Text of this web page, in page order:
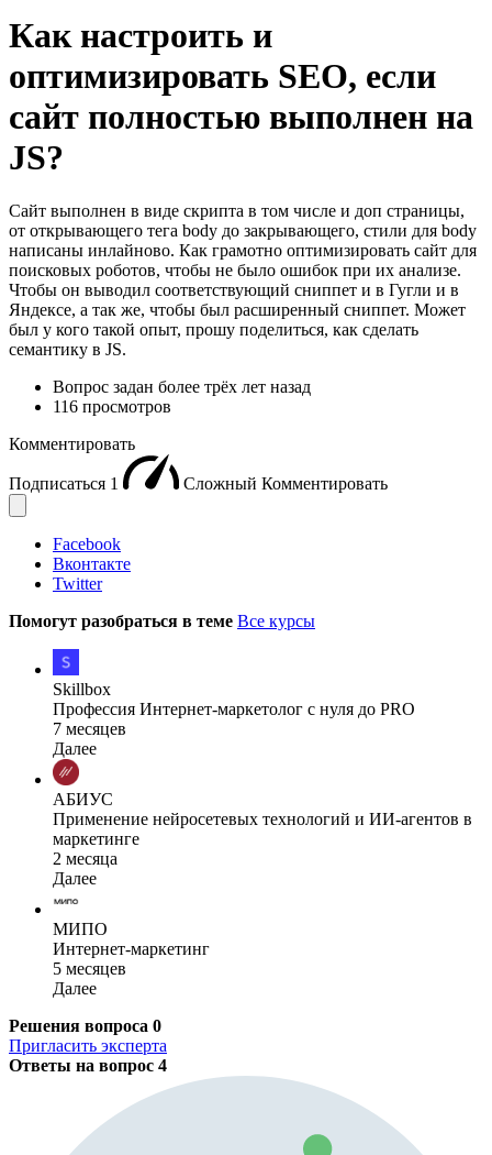
Как настроить и
оптимизировать SEO, если
сайт полностью выполнен на
JS?
Сайт выполнен в виде скрипта в том числе и доп страницы,
от открывающего тега body до закрывающего, стили для body
написаны инлайново. Как грамотно оптимизировать сайт для
поисковых роботов, чтобы не было ошибок при их анализе.
Чтобы он выводил соответствующий сниппет и в Гугли и в
Яндексе, а так же, чтобы был расширенный сниппет. Может
был у кого такой опыт, прошу поделиться, как сделать
семантику в JS.
Вопрос задан более трёх лет назад
116 просмотров
Комментировать
Подписаться 1 Сложный Комментировать
Facebook
Вконтакте
Twitter
Помогут разобраться в теме Все курсы
Skillbox
Профессия Интернет-маркетолог с нуля до PRO
7 месяцев
Далее
АБИУС
Применение нейросетевых технологий и ИИ-агентов в
маркетинге
2 месяца
Далее
МИПО
Интернет-маркетинг
5 месяцев
Далее
Решения вопроса 0
Пригласить эксперта
Ответы на вопрос 4